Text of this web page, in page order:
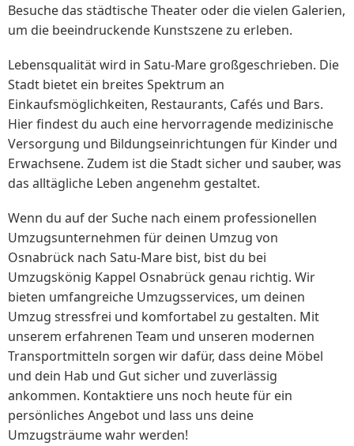
Besuche das städtische Theater oder die vielen Galerien,
um die beeindruckende Kunstszene zu erleben.
Lebensqualität wird in Satu-Mare großgeschrieben. Die
Stadt bietet ein breites Spektrum an
Einkaufsmöglichkeiten, Restaurants, Cafés und Bars.
Hier findest du auch eine hervorragende medizinische
Versorgung und Bildungseinrichtungen für Kinder und
Erwachsene. Zudem ist die Stadt sicher und sauber, was
das alltägliche Leben angenehm gestaltet.
Wenn du auf der Suche nach einem professionellen
Umzugsunternehmen für deinen Umzug von
Osnabrück nach Satu-Mare bist, bist du bei
Umzugskönig Kappel Osnabrück genau richtig. Wir
bieten umfangreiche Umzugsservices, um deinen
Umzug stressfrei und komfortabel zu gestalten. Mit
unserem erfahrenen Team und unseren modernen
Transportmitteln sorgen wir dafür, dass deine Möbel
und dein Hab und Gut sicher und zuverlässig
ankommen. Kontaktiere uns noch heute für ein
persönliches Angebot und lass uns deine
Umzugsträume wahr werden!